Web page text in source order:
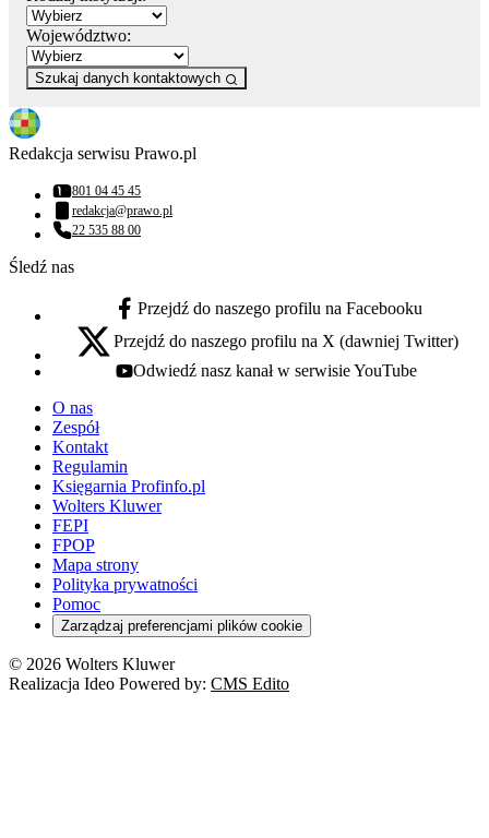
Województwo:
Szukaj danych kontaktowych
Redakcja serwisu Prawo.pl
Numer telefonu:
801 04 45 45
Adres email:
redakcja@prawo.pl
Numer telefonu:
22 535 88 00
Śledź nas
facebook - otwiera się w nowej karcie
Przejdź do naszego profilu na Facebooku
x - otwiera się w nowej karcie
Przejdź do naszego profilu na X (dawniej Twitter)
youtube - otwiera się w nowej karcie
Odwiedź nasz kanał w serwisie YouTube
O nas
Zespół
Kontakt
Regulamin
Księgarnia Profinfo.pl
Wolters Kluwer
FEPI
FPOP
Mapa strony
Polityka prywatności
Pomoc
Zarządzaj preferencjami plików cookie
© 2026 Wolters Kluwer
Realizacja Ideo Powered by: CMS Edito